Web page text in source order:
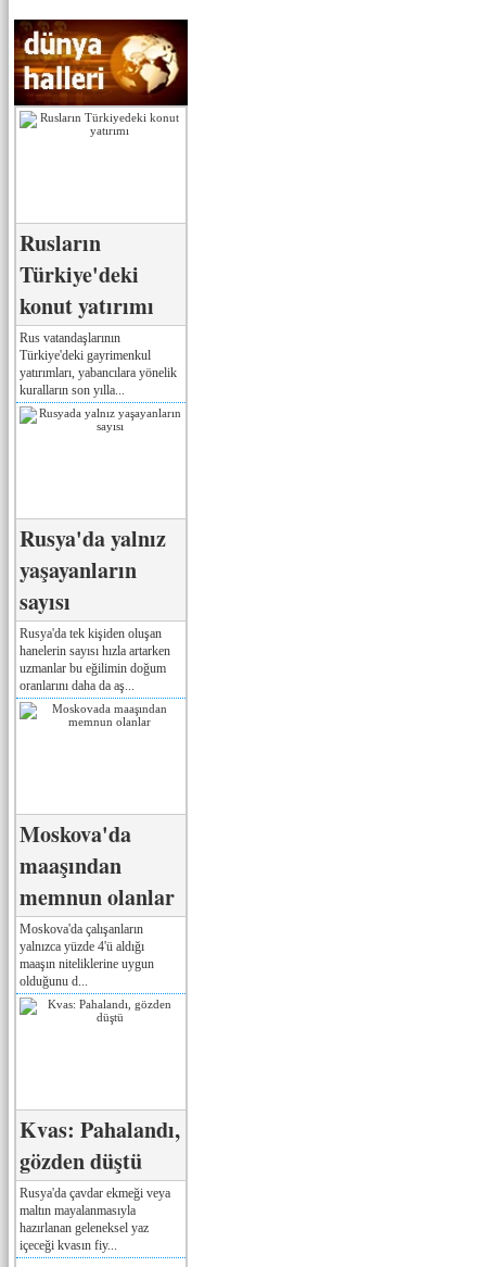
Rusların
Türkiye'deki
konut yatırımı
Rus vatandaşlarının
Türkiye'deki gayrimenkul
yatırımları, yabancılara yönelik
kuralların son yılla...
Rusya'da yalnız
yaşayanların
sayısı
Rusya'da tek kişiden oluşan
hanelerin sayısı hızla artarken
uzmanlar bu eğilimin doğum
oranlarını daha da aş...
Moskova'da
maaşından
memnun olanlar
Moskova'da çalışanların
yalnızca yüzde 4'ü aldığı
maaşın niteliklerine uygun
olduğunu d...
Kvas: Pahalandı,
gözden düştü
Rusya'da çavdar ekmeği veya
maltın mayalanmasıyla
hazırlanan geleneksel yaz
içeceği kvasın fiy...